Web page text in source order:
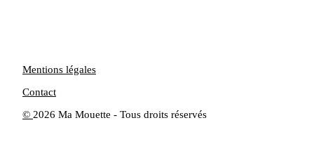
© 2026 Ma Mouette - Tous droits réservés
Mentions légales
Contact